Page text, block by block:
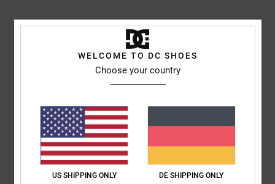
Kathrin3. Juli 2026
Verifizierter Kauf
Nach dem ersten Test im Skatepark keine Probleme
Preis-Leistungs-Verhältnis
5 /5
29. Juni 2026
WELCOME TO DC SHOES
Choose your country
US SHIPPING ONLY DE SHIPPING ONLY